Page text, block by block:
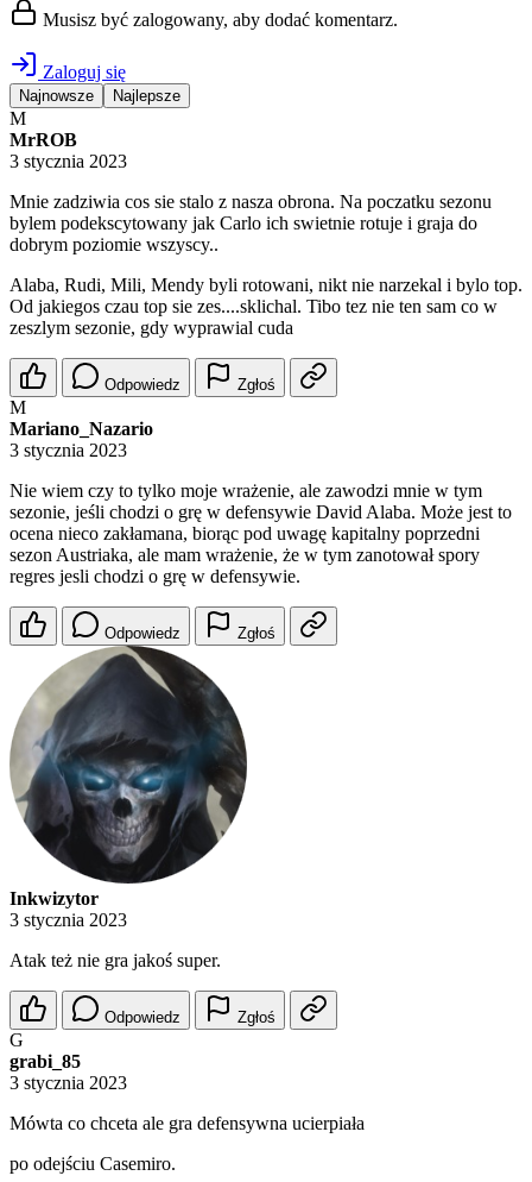
Musisz być zalogowany, aby dodać komentarz.
Zaloguj się
Najnowsze Najlepsze
M
MrROB
3 stycznia 2023
Mnie zadziwia cos sie stalo z nasza obrona. Na poczatku sezonu
bylem podekscytowany jak Carlo ich swietnie rotuje i graja do
dobrym poziomie wszyscy..
Alaba, Rudi, Mili, Mendy byli rotowani, nikt nie narzekal i bylo top.
Od jakiegos czau top sie zes....sklichal. Tibo tez nie ten sam co w
zeszlym sezonie, gdy wyprawial cuda
Odpowiedz Zgłoś
M
Mariano_Nazario
3 stycznia 2023
Nie wiem czy to tylko moje wrażenie, ale zawodzi mnie w tym
sezonie, jeśli chodzi o grę w defensywie David Alaba. Może jest to
ocena nieco zakłamana, biorąc pod uwagę kapitalny poprzedni
sezon Austriaka, ale mam wrażenie, że w tym zanotował spory
regres jesli chodzi o grę w defensywie.
Odpowiedz Zgłoś
Inkwizytor
3 stycznia 2023
Atak też nie gra jakoś super.
Odpowiedz Zgłoś
G
grabi_85
3 stycznia 2023
Mówta co chceta ale gra defensywna ucierpiała
po odejściu Casemiro.